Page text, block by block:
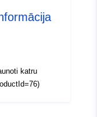
88u/dataset/
fb7434147d1e
katru